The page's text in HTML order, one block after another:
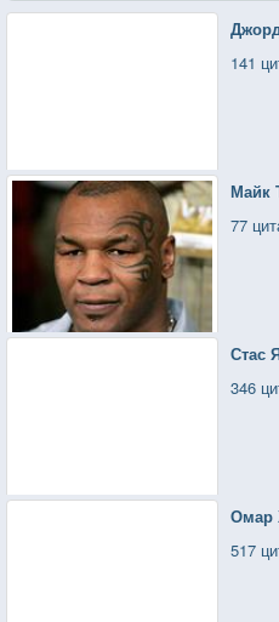
141
Майк
77
Стас
346
Омар
517